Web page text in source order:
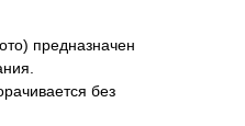
предназначен
без